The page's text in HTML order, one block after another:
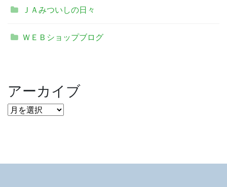
ＪＡみついしの日々
ＷＥＢショップブログ
アーカイブ
ア